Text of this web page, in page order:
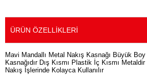
ÜRÜN ÖZELLIKLERI
Mavi Mandallı Metal Nakış Kasnağı Büyük
Kasnağıdır Dış Kısmı Plastik İç Kısmı
Nakış İşlerinde Kolayca Kullanılır